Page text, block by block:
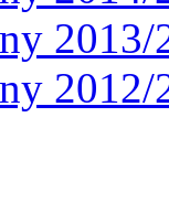
2013/
2012/